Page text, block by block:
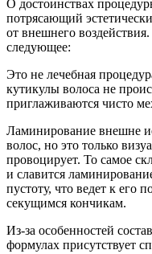
О достоинствах
потрясающий
от внешнего
следующее:
Это не лечебная
кутикулы волоса не
приглаживаются чисто
Ламинирование внешне
волос, но это только
провоцирует. То самое
и славится
пустоту, что ведет к
секущимся кончикам.
Из-за особенностей
формулах присутствует